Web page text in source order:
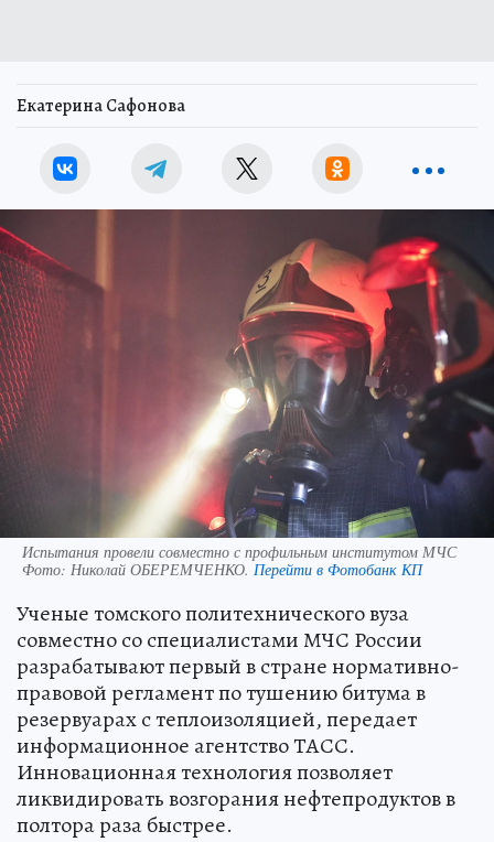
Екатерина Сафонова
Испытания провели совместно с профильным институтом МЧС
Фото: Николай ОБЕРЕМЧЕНКО. Перейти в Фотобанк КП
Ученые томского политехнического вуза
совместно со специалистами МЧС России
разрабатывают первый в стране нормативно-
правовой регламент по тушению битума в
резервуарах с теплоизоляцией, передает
информационное агентство ТАСС.
Инновационная технология позволяет
ликвидировать возгорания нефтепродуктов в
полтора раза быстрее.